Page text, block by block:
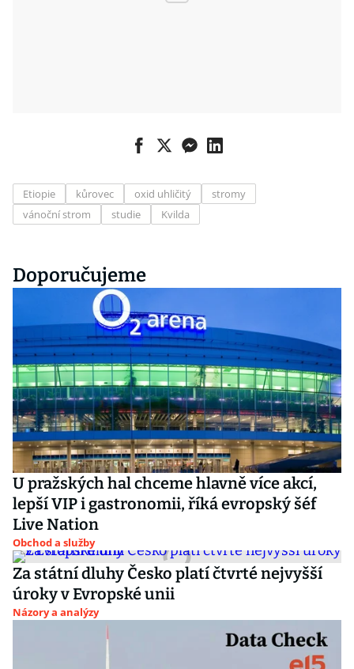
Etiopie kůrovec oxid uhličitý
stromy
vánoční strom
studie Kvilda
Doporučujeme
U pražských hal chceme hlavně více akcí,
lepší VIP i gastronomii, říká evropský šéf
Live Nation
Obchod a služby
Za státní dluhy Česko platí čtvrté nejvyšší
úroky v Evropské unii
Názory a analýzy